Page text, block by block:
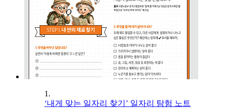
1.
‘내게 맞는 일자리 찾기’ 일자리 탐험 노트